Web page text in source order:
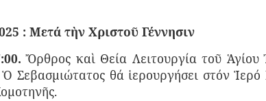
: Μετά τὴν Χριστοῦ Γέννησιν
Ὄρθρος καὶ Θεία Λειτουργία τοῦ Ἁγίου
Ὁ Σεβασμιώτατος θά ἱερουργήσει στόν